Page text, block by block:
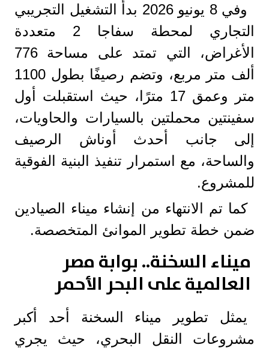
وفي 8 يونيو 2026 بدأ التشغيل التجريبي
التجاري لمحطة سفاجا 2 متعددة
الأغراض، التي تمتد على مساحة 776
ألف متر مربع، وتضم رصيفًا بطول 1100
متر وعمق 17 مترًا، حيث استقبلت أول
سفينتين محملتين بالسيارات والحاويات،
إلى جانب أحدث أوناش الرصيف
والساحة، مع استمرار تنفيذ البنية الفوقية
للمشروع.
كما تم الانتهاء من إنشاء ميناء الصيادين
ضمن خطة تطوير الموانئ المتخصصة.
ميناء السخنة.. بوابة مصر
العالمية على البحر الأحمر
يمثل تطوير ميناء السخنة أحد أكبر
مشروعات النقل البحري، حيث يجري